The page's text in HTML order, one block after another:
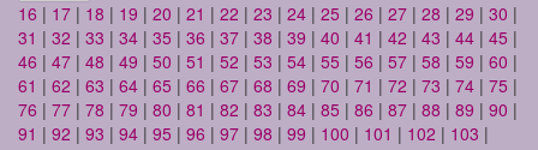
16 | 17 | 18 | 19 | 20 | 21 | 22 | 23 | 24 | 25 | 26 | 27 | 28 | 29 | 30 |
31 | 32 | 33 | 34 | 35 | 36 | 37 | 38 | 39 | 40 | 41 | 42 | 43 | 44 | 45 |
46 | 47 | 48 | 49 | 50 | 51 | 52 | 53 | 54 | 55 | 56 | 57 | 58 | 59 | 60 |
61 | 62 | 63 | 64 | 65 | 66 | 67 | 68 | 69 | 70 | 71 | 72 | 73 | 74 | 75 |
76 | 77 | 78 | 79 | 80 | 81 | 82 | 83 | 84 | 85 | 86 | 87 | 88 | 89 | 90 |
91 | 92 | 93 | 94 | 95 | 96 | 97 | 98 | 99 | 100 | 101 | 102 | 103 |